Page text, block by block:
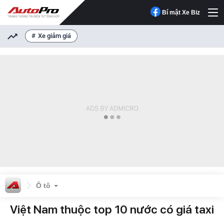
Bí mật Xe Biz
Xe giảm giá
Ô tô
Việt Nam thuộc top 10 nước có giá taxi